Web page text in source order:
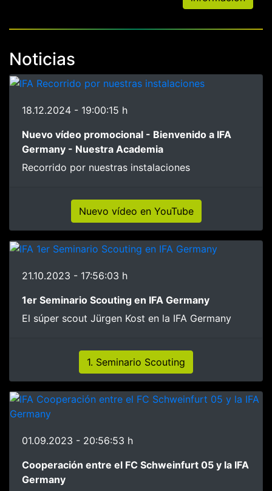
Noticias
18.12.2024 - 19:00:15 h
Nuevo vídeo promocional - Bienvenido a IFA
Germany - Nuestra Academia
Recorrido por nuestras instalaciones
Nuevo vídeo en YouTube
21.10.2023 - 17:56:03 h
1er Seminario Scouting en IFA Germany
El súper scout Jürgen Kost en la IFA Germany
1. Seminario Scouting
01.09.2023 - 20:56:53 h
Cooperación entre el FC Schweinfurt 05 y la IFA
Germany